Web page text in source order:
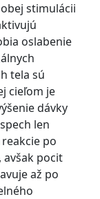
stimulácii
oslabenie
tela sú
cieľom je
dávky
len
po
avšak pocit
až po